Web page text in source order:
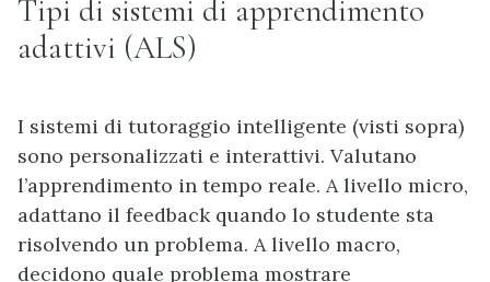
Tipi di sistemi di apprendimento
adattivi (ALS)
I sistemi di tutoraggio intelligente (visti sopra)
sono personalizzati e interattivi. Valutano
l’apprendimento in tempo reale. A livello micro,
adattano il feedback quando lo studente sta
risolvendo un problema. A livello macro,
decidono quale problema mostrare